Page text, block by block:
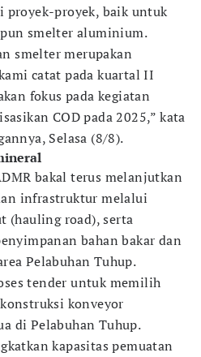
proyek-proyek, baik untuk
smelter aluminium.
smelter merupakan
catat pada kuartal II
fokus pada kegiatan
COD pada 2025,” kata
Selasa (8/8).
bakal terus melanjutkan
infrastruktur melalui
(hauling road), serta
bahan bakar dan
Pelabuhan Tuhup.
tender untuk memilih
konveyor
di Pelabuhan Tuhup.
kapasitas pemuatan